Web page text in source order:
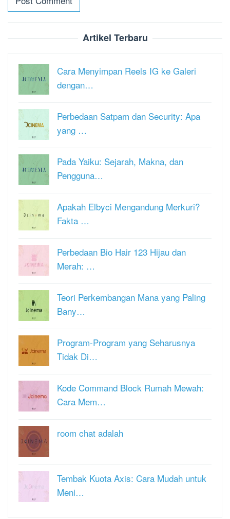
Artikel Terbaru
Cara Menyimpan Reels IG ke Galeri
dengan…
Perbedaan Satpam dan Security: Apa
yang …
Pada Yaiku: Sejarah, Makna, dan
Pengguna…
Apakah Elbyci Mengandung Merkuri?
Fakta …
Perbedaan Bio Hair 123 Hijau dan
Merah: …
Teori Perkembangan Mana yang Paling
Bany…
Program-Program yang Seharusnya
Tidak Di…
Kode Command Block Rumah Mewah:
Cara Mem…
room chat adalah
Tembak Kuota Axis: Cara Mudah untuk
Meni…